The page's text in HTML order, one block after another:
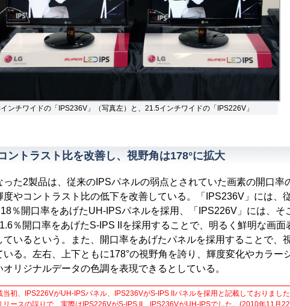
ンチワイドの「IPS236V」（写真左）と、21.5インチワイドの「IPS226V」
ントラスト比を改善し、視野角は178°に拡大
た2製品は、従来のIPSパネルの弱点とされていた画素の開口率
度やコントラスト比の低下を改善している。「IPS236V」には、
％開口率をあげたUH-IPSパネルを採用、「IPS226V」には、そ
％開口率をあげたS-IPS IIを採用することで、明るく鮮明な画面
ているという。また、開口率をあげたパネルを採用することで、
いる。左右、上下ともに178°の視野角を誇り、輝度変化やカラー
オリジナルデータの色調を表現できるとしている。
当初、IPS226VがUH-IPSパネル、IPS236VがS-IPS IIパネルを採用と記載しておりました
リースの誤りで、実際はIPS226VがS-IPS II、IPS236VがUH-IPSでした。(2010年11月